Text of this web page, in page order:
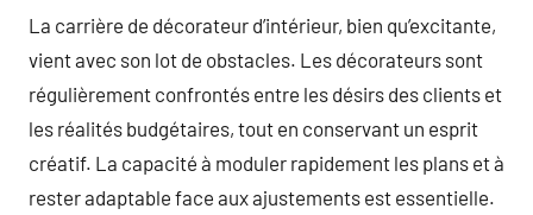
La carrière de décorateur d’intérieur, bien qu’excitante,
vient avec son lot de obstacles. Les décorateurs sont
régulièrement confrontés entre les désirs des clients et
les réalités budgétaires, tout en conservant un esprit
créatif. La capacité à moduler rapidement les plans et à
rester adaptable face aux ajustements est essentielle.